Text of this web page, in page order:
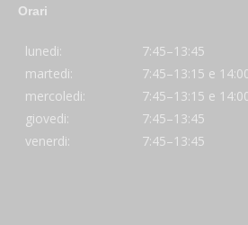
Orari
lunedi:
7:45–13:45
martedi:
7:45–13:15 e
mercoledi:
7:45–13:15 e
giovedi:
7:45–13:45
venerdi:
7:45–13:45